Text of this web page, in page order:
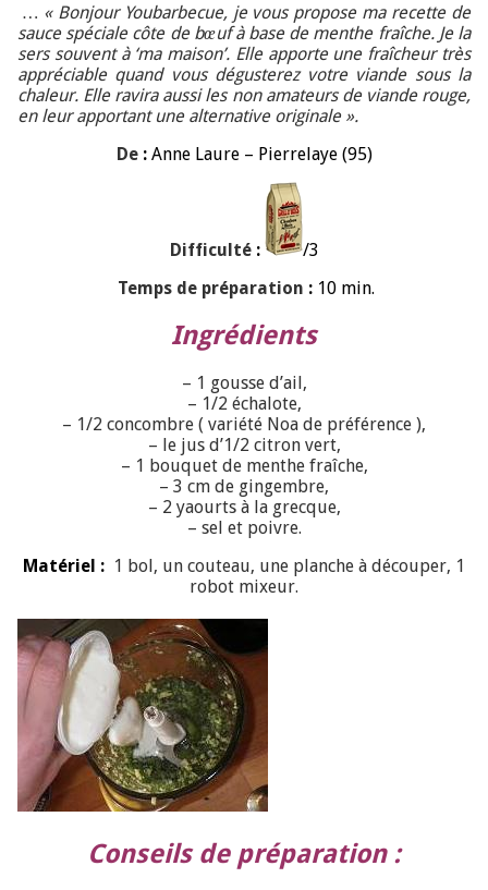
… « Bonjour Youbarbecue, je vous propose ma recette de
sauce spéciale côte de bœuf à base de menthe fraîche. Je la
sers souvent à ‘ma maison’. Elle apporte une fraîcheur très
appréciable quand vous dégusterez votre viande sous la
chaleur. Elle ravira aussi les non amateurs de viande rouge,
en leur apportant une alternative originale ».
De :Anne Laure – Pierrelaye (95)
Difficulté:
/3
Temps de préparation : 10 min.
Ingrédients
– 1 gousse d’ail,
– 1/2 échalote,
– 1/2 concombre ( variété Noa de préférence ),
– le jus d’1/2 citron vert,
– 1 bouquet de menthe fraîche,
– 3 cm de gingembre,
– 2 yaourts à la grecque,
– sel et poivre.
Matériel : 1 bol, un couteau, une planche à découper, 1
robot mixeur.
Conseils de préparation :